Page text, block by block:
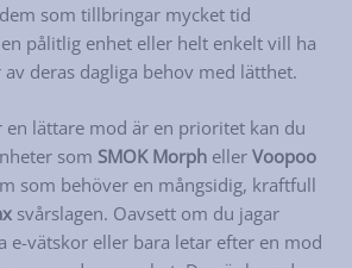
som tillbringar mycket tid
pålitlig enhet eller helt enkelt vill ha
deras dagliga behov med lätthet.
en lättare mod är en prioritet kan du
som SMOK Morph ellerVoopoo
som behöver en mångsidig, kraftfull
svårslagen. Oavsett om du jagar
e-vätskor eller bara letar efter en mod